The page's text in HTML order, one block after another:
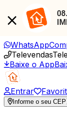
WhatsApp
Televendas
Baixe o App
Entrar
Informe o seu CEP